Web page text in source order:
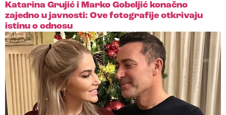
Katarina Grujić i Marko Gobeljić konačno
zajedno u javnosti: Ove fotografije otkrivaju
istinu o odnosu